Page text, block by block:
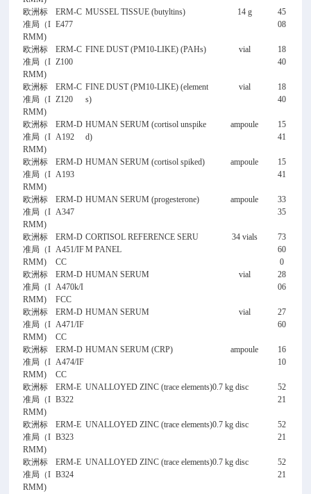
欧洲标
准局（I
RMM)
ERM-C
E477
MUSSEL TISSUE (butyltins) 14 g
45
08
欧洲标
准局（I
RMM)
ERM-C
Z100
FINE DUST (PM10-LIKE) (PAHs) vial
18
40
欧洲标
准局（I
RMM)
ERM-C
Z120
FINE DUST (PM10-LIKE) (element
s)
vial
18
40
欧洲标
准局（I
RMM)
ERM-D
A192
HUMAN SERUM (cortisol unspike
d)
ampoule
15
41
欧洲标
准局（I
RMM)
ERM-D
A193
HUMAN SERUM (cortisol spiked) ampoule
15
41
欧洲标
准局（I
RMM)
ERM-D
A347
HUMAN SERUM (progesterone) ampoule
33
35
欧洲标
准局（I
RMM)
ERM-D
A451/IF
CC
CORTISOL REFERENCE SERU
M PANEL
34 vials
73
60
0
欧洲标
准局（I
RMM)
ERM-D
A470k/I
FCC
HUMAN SERUM vial
28
06
欧洲标
准局（I
RMM)
ERM-D
A471/IF
CC
HUMAN SERUM vial
27
60
欧洲标
准局（I
RMM)
ERM-D
A474/IF
CC
HUMAN SERUM (CRP) ampoule
16
10
欧洲标
准局（I
RMM)
ERM-E
B322
UNALLOYED ZINC (trace elements)0.7 kg disc
52
21
欧洲标
准局（I
RMM)
ERM-E
B323
UNALLOYED ZINC (trace elements)0.7 kg disc
52
21
欧洲标
准局（I
RMM)
ERM-E
B324
UNALLOYED ZINC (trace elements)0.7 kg disc
52
21